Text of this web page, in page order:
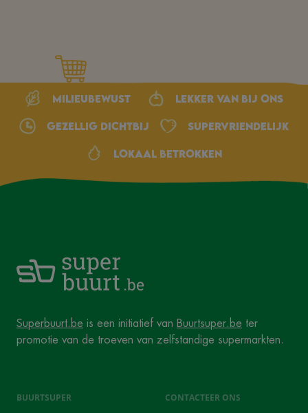
Milieubewust Lekker van bij ons
Gezellig dichtbij Supervriendelijk
Lokaal betrokken
Superbuurt.be is een initiatief van Buurtsuper.be ter
promotie van de troeven van zelfstandige supermarkten.
BUURTSUPER CONTACTEER ONS